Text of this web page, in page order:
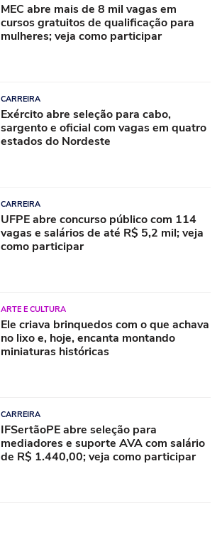
MEC abre mais de 8 mil vagas em
cursos gratuitos de qualificação para
mulheres; veja como participar
CARREIRA
Exército abre seleção para cabo,
sargento e oficial com vagas em quatro
estados do Nordeste
CARREIRA
UFPE abre concurso público com 114
vagas e salários de até R$ 5,2 mil; veja
como participar
ARTE E CULTURA
Ele criava brinquedos com o que achava
no lixo e, hoje, encanta montando
miniaturas históricas
CARREIRA
IFSertãoPE abre seleção para
mediadores e suporte AVA com salário
de R$ 1.440,00; veja como participar